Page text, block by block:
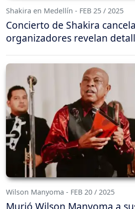
Shakira en Medellín - FEB 25 / 2025
Concierto de Shakira
organizadores revelan
Wilson Manyoma - FEB 20 / 2025
Murió Wilson Manyoma a